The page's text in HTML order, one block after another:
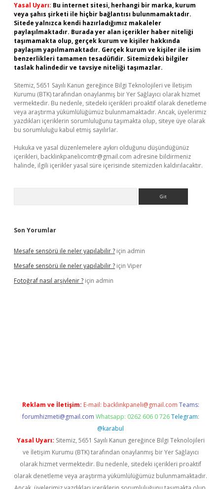
Yasal Uyarı: Bu internet sitesi, herhangi bir marka, kurum
veya şahıs şirketi ile hiçbir bağlantısı bulunmamaktadır.
Sitede yalnızca kendi hazırladığımız makaleler
paylaşılmaktadır. Burada yer alan içerikler haber niteliği
taşımamakta olup, gerçek kurum ve kişiler hakkında
paylaşım yapılmamaktadır. Gerçek kurum ve kişiler ile isim
benzerlikleri tamamen tesadüfidir. Sitemizdeki bilgiler
taslak halindedir ve tavsiye niteliği taşımazlar.
Sitemiz, 5651 Sayılı Kanun gereğince Bilgi Teknolojileri ve İletişim
Kurumu (BTK) tarafından onaylanmış bir Yer Sağlayıcı olarak hizmet
vermektedir. Bu nedenle, sitedeki içerikleri proaktif olarak denetleme
veya araştırma yükümlülüğümüz bulunmamaktadır. Ancak, üyelerimiz
yazdıkları içeriklerin sorumluluğunu taşımakta olup, siteye üye olarak
bu sorumluluğu kabul etmiş sayılırlar.
Hukuka ve yasal düzenlemelere aykırı olduğunu düşündüğünüz
içerikleri, backlinkpanelicomtr@gmail.com adresine bildirmeniz
halinde, ilgili içerikler yasal süre içerisinde sitemizden kaldırılacaktır.
Son Yorumlar
Mesafe sensörü ile neler yapılabilir ? için admin
Mesafe sensörü ile neler yapılabilir ? için Viper
Fotoğraf nasıl arşivlenir ? için admin
Reklam ve İletişim: E-mail: backlinkpaneli@gmail.com Teams:
forumhizmeti@gmail.com Whatsapp: 0262 606 0 726 Telegram:
@karabul
Yasal Uyarı: Sitemiz, 5651 Sayılı Kanun gereğince Bilgi Teknolojileri
ve İletişim Kurumu (BTK) tarafından onaylanmış bir Yer Sağlayıcı
olarak hizmet vermektedir. Bu nedenle, sitedeki içerikleri proaktif
olarak denetleme veya araştırma yükümlülüğümüz bulunmamaktadır.